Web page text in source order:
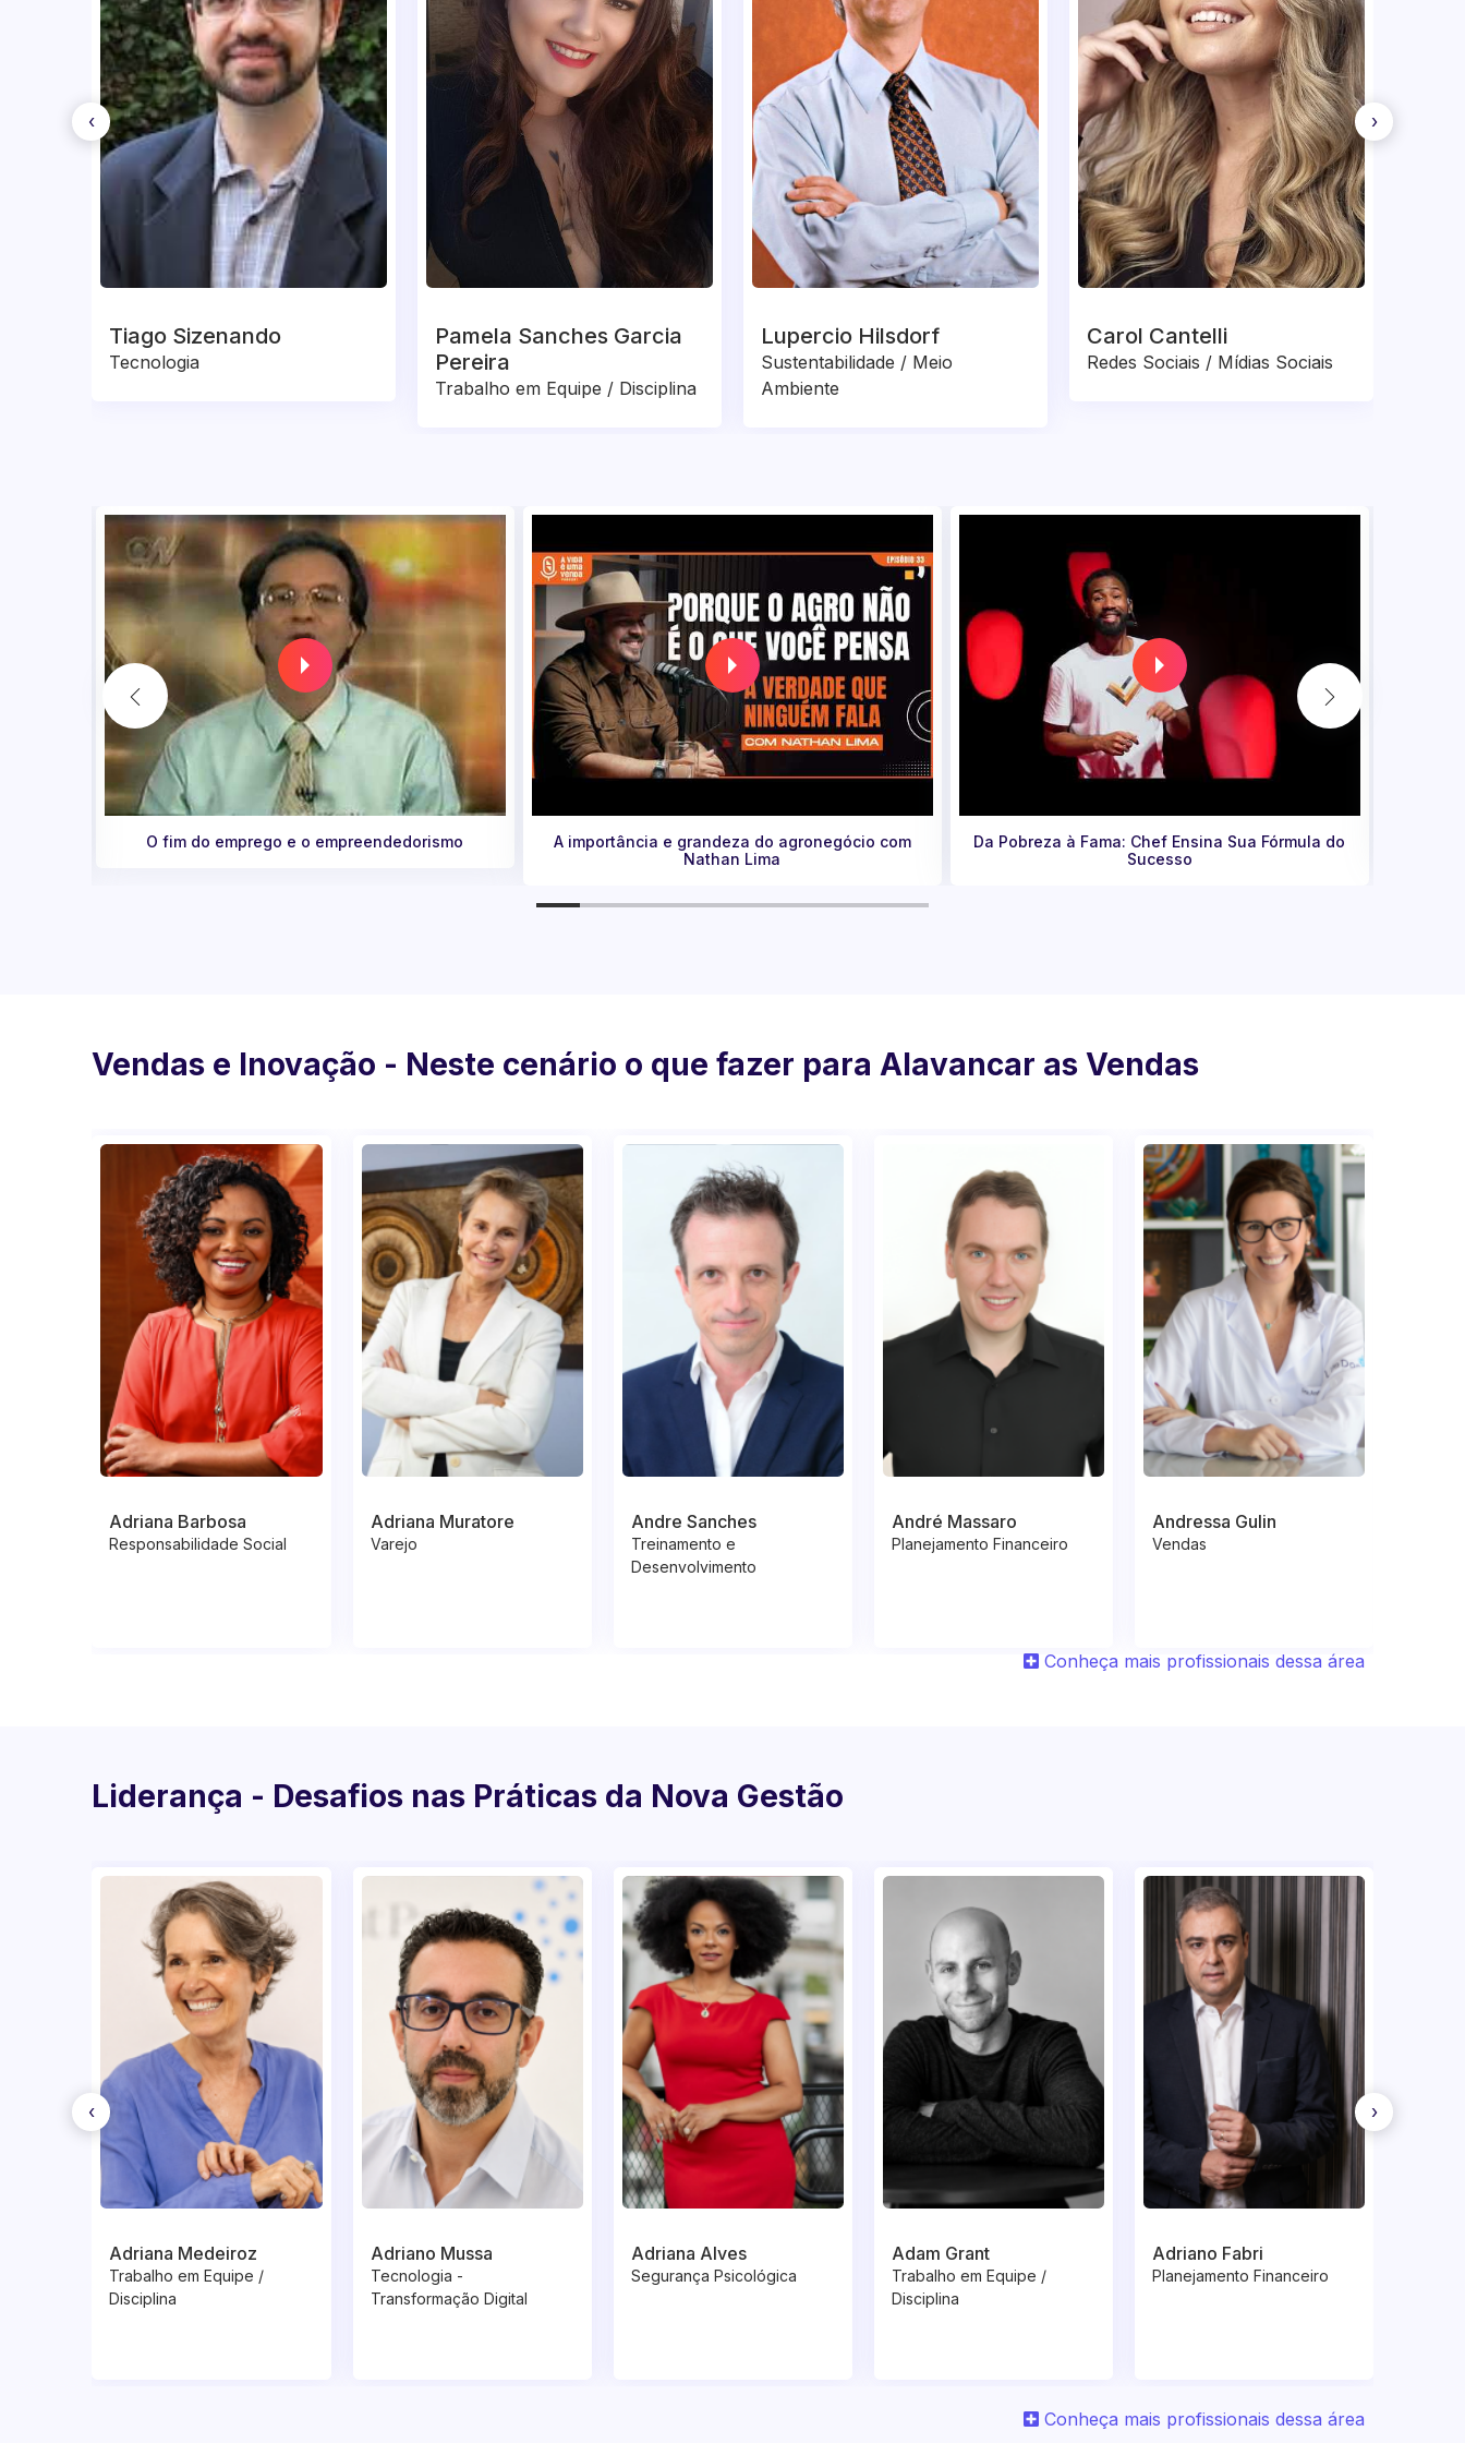
Tiago Sizenando
Tecnologia
Pamela Sanches Garcia
Pereira
Trabalho em Equipe / Disciplina
Lupercio Hilsdorf
Sustentabilidade / Meio
Ambiente
Carol Cantelli
Redes Sociais / Mídias Sociais
‹ ›
A importância e grandeza do agronegócio com
Da Pobreza à Fama: Chef Ensina Sua Fórmula do
Sucesso
Mestre do Sabor: conheça a chef Kátia Barbosa
Vendas e Inovação - Neste cenário o que fazer para Alavancar as Vendas
Adriana Barbosa
Responsabilidade Social
Adriana Muratore
Varejo
Andre Sanches
Treinamento e
Desenvolvimento
André Massaro
Planejamento Financeiro
Andressa Gulin
Vendas
Conheça mais profissionais dessa área
Liderança - Desafios nas Práticas da Nova Gestão
Adriana Medeiroz
Trabalho em Equipe /
Disciplina
Adriano Mussa
Tecnologia -
Transformação Digital
Adriana Alves
Segurança Psicológica
Adam Grant
Trabalho em Equipe /
Disciplina
Adriano Fabri
Planejamento Financeiro
‹ ›
Conheça mais profissionais dessa área